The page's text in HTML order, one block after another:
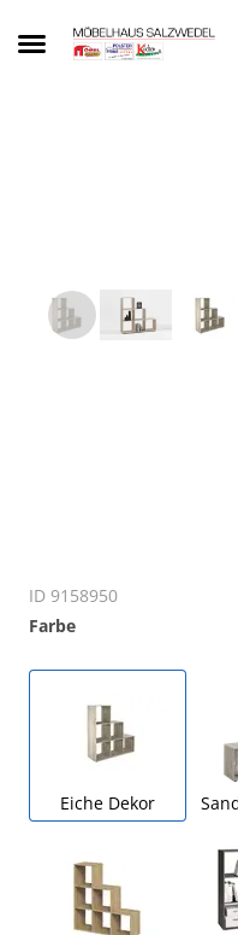
ID 9158950
Farbe
Eiche Dekor